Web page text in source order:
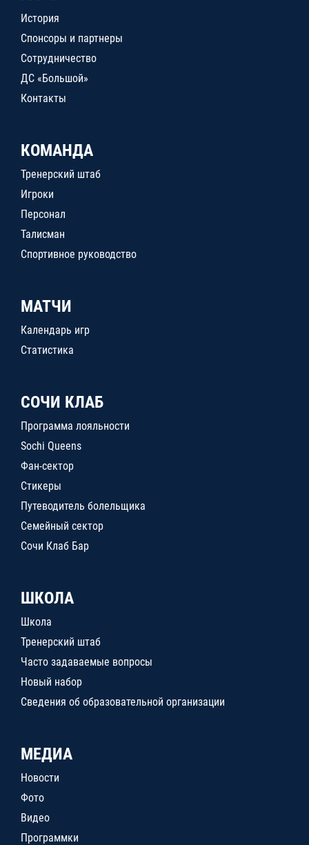
История
Спонсоры и партнеры
Сотрудничество
ДС «Большой»
Контакты
КОМАНДА
Тренерский штаб
Игроки
Персонал
Талисман
Спортивное руководство
МАТЧИ
Календарь игр
Статистика
СОЧИ КЛАБ
Программа лояльности
Sochi Queens
Фан-сектор
Стикеры
Путеводитель болельщика
Семейный сектор
Сочи Клаб Бар
ШКОЛА
Школа
Тренерский штаб
Часто задаваемые вопросы
Новый набор
Сведения об образовательной организации
МЕДИА
Новости
Фото
Видео
Программки